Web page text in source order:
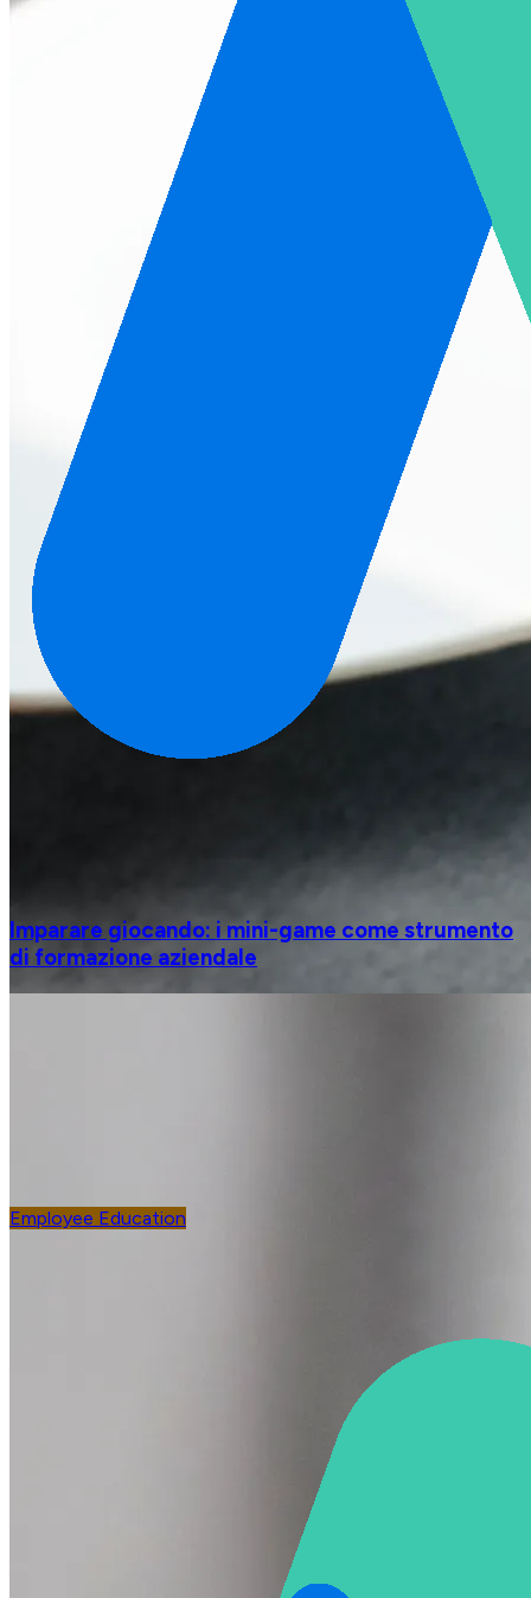
Imparare giocando: i mini-game come strumento
di formazione aziendale
Employee Education